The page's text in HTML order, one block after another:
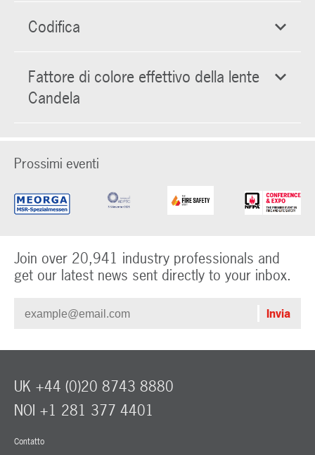
Codifica
Fattore di colore effettivo della lente
Candela
Prossimi eventi
Join over 20,941 industry professionals and
get our latest news sent directly to your inbox.
Contatto
UK +44 (0)20 8743 8880
NOI +1 281 377 4401